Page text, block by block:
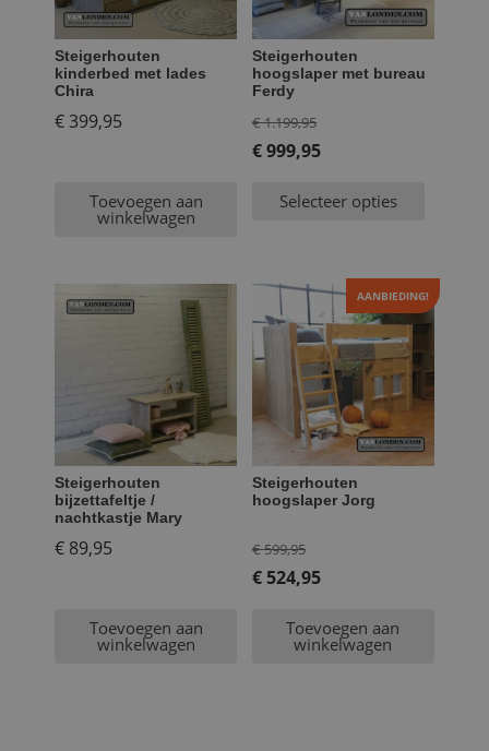
Steigerhouten
kinderbed met lades
Chira
€399,95
Toevoegen aan
winkelwagen
Steigerhouten
hoogslaper met bureau
Ferdy
€1.199,95Oorspronkelijke
prijs
€ 1.199,95.
€999,95
prijsSelecteer opties
Steigerhouten
bijzettafeltje /
nachtkastje Mary
€ 89,95
Toevoegen aan
winkelwagen
AANBIEDING!
Steigerhouten
hoogslaper Jorg
€599,95Oorspronkelijke
prijs
€ 599,95.
€524,95
Toevoegen aan
winkelwagen